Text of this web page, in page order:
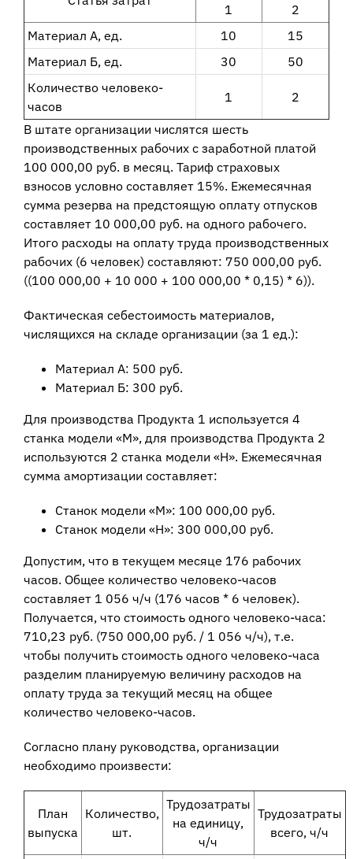
1
2
Материал А, ед.
10
15
Материал Б, ед.
30
50
Количество человеко-
часов
1 2
В штате организации числятся шесть
производственных рабочих с заработной платой
100 000,00 руб. в месяц. Тариф страховых
взносов условно составляет 15%. Ежемесячная
сумма резерва на предстоящую оплату отпусков
составляет 10 000,00 руб. на одного рабочего.
Итого расходы на оплату труда производственных
рабочих (6 человек) составляют: 750 000,00 руб.
((100 000,00 + 10 000 + 100 000,00 * 0,15) * 6)).
Фактическая себестоимость материалов,
числящихся на складе организации (за 1 ед.):
Материал А: 500 руб.
Материал Б: 300 руб.
Для производства Продукта 1 используется 4
станка модели «М», для производства Продукта 2
используются 2 станка модели «Н». Ежемесячная
сумма амортизации составляет:
Станок модели «М»: 100 000,00 руб.
Станок модели «Н»: 300 000,00 руб.
Допустим, что в текущем месяце 176 рабочих
часов. Общее количество человеко-часов
составляет 1 056 ч/ч (176 часов * 6 человек).
Получается, что стоимость одного человеко-часа:
710,23 руб. (750 000,00 руб. / 1 056 ч/ч), т.е.
чтобы получить стоимость одного человеко-часа
разделим планируемую величину расходов на
оплату труда за текущий месяц на общее
количество человеко-часов.
Согласно плану руководства, организации
необходимо произвести:
План
выпуска
Количество,
шт.
Трудозатраты
на единицу,
ч/ч
Трудозатраты
всего, ч/ч